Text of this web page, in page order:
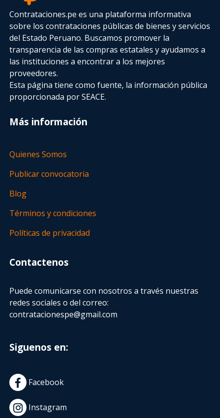
Contrataciones.pe es una plataforma informativa
sobre los contrataciones públicas de bienes y servicios
del Estado Peruano. Buscamos promover la
transparencia de las compras estatalesy ayudamos a
las instituciones a encontrar a los mejores
proveedores.
Esta página tiene como fuente, la información pública
proporcionada por SEACE.
Más información
Quienes Somos
Publicar convocatoria
Blog
Términos y condiciones
Políticas de privacidad
Contactenos
Puede comunicarse con nosotros a través nuestras
redes sociales o del correo:
contratacionespe@gmail.com
Siguenos en:
Facebook
Instagram